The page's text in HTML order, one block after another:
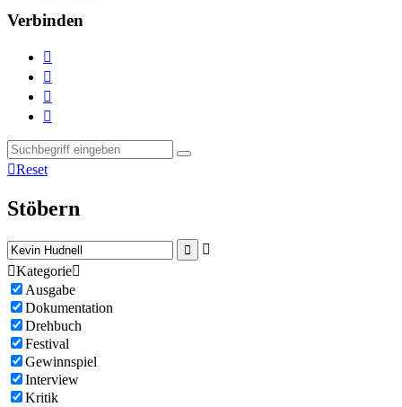
Verbinden




Reset
Stöbern


Kategorie
Ausgabe
Dokumentation
Drehbuch
Festival
Gewinnspiel
Interview
Kritik